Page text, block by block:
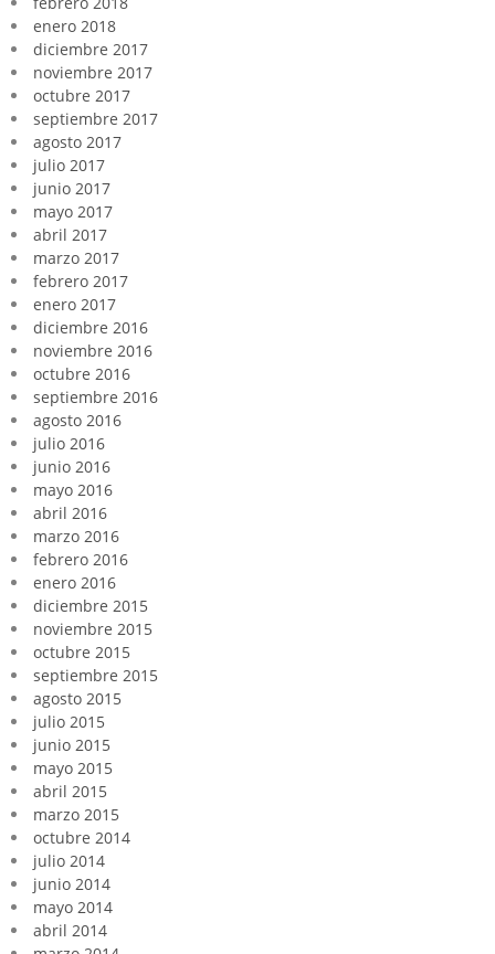
enero 2018
diciembre 2017
noviembre 2017
octubre 2017
septiembre 2017
agosto 2017
julio 2017
junio 2017
mayo 2017
abril 2017
marzo 2017
febrero 2017
enero 2017
diciembre 2016
noviembre 2016
octubre 2016
septiembre 2016
agosto 2016
julio 2016
junio 2016
mayo 2016
abril 2016
marzo 2016
febrero 2016
enero 2016
diciembre 2015
noviembre 2015
octubre 2015
septiembre 2015
agosto 2015
julio 2015
junio 2015
mayo 2015
abril 2015
marzo 2015
octubre 2014
julio 2014
junio 2014
mayo 2014
abril 2014